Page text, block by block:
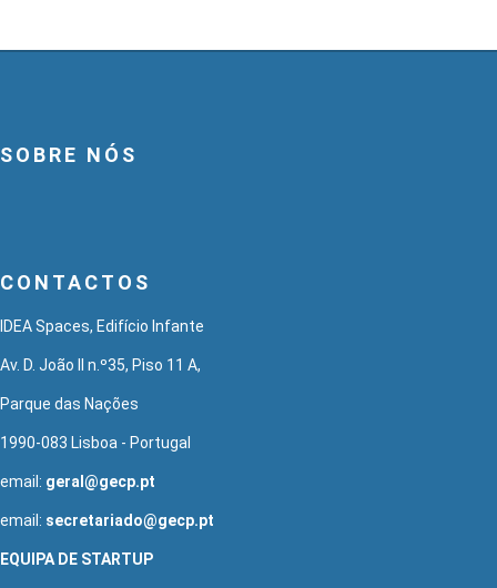
SOBRE NÓS
CONTACTOS
IDEA Spaces, Edifício Infante
Av. D. João II n.º35, Piso 11 A,
Parque das Nações
1990-083 Lisboa - Portugal
email: geral@gecp.pt
email: secretariado@gecp.pt
EQUIPA DE STARTUP